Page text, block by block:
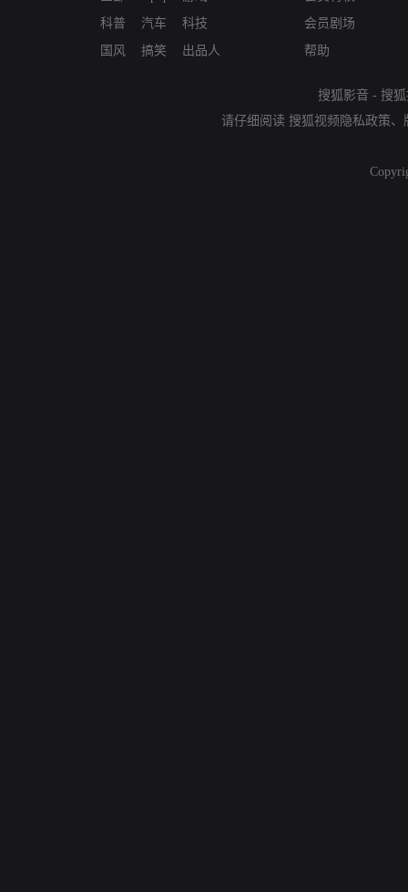
科普
国风
汽车
搞笑
科技
出品人
会员剧场
帮助
搜狐影音 - 搜
请仔细阅读 搜狐视频隐私政策、